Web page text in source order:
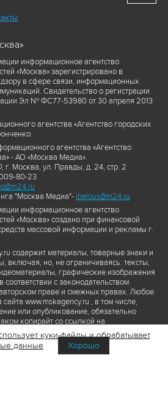
информационное агентство
«Москва» зарегистрировано в
в сфере связи, информационных
Свидетельство о регистрации
Эл № ФС77-53980 от 30 апреля 2013
агентства «Агентство городских
агентства «Агентство
- АО «Москва Медиа».
г. Москва, ул. Правды, д. 24, стр. 2
80-23
"Москва Медиа"- ibelous@m24.ru
информационное агентство
«Москва» создано при финансовой
массовой информации и рекламы г.
содержит материалы, товарные знаки и
включая, но, не ограничиваясь: тексты,
графические изображения
с законодательством
праве и смежных правах. Любое
www.mskagency.ru , в том числе,
или опубликование, обязательно
копирайт со ссылкой на
Медиа», а также гиперссылкой на сайт
информации. Переработка
не допускается.
куки-файлы и обрабатывает
данные
Хорошо